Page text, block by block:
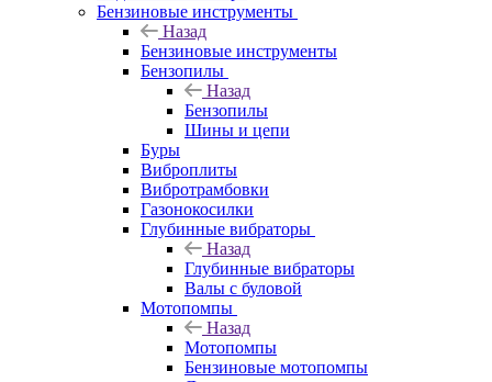
Бензиновые инструменты
Назад
Бензиновые инструменты
Бензопилы
Назад
Бензопилы
Шины и цепи
Буры
Виброплиты
Вибротрамбовки
Газонокосилки
Глубинные вибраторы
Назад
Глубинные вибраторы
Валы с буловой
Мотопомпы
Назад
Мотопомпы
Бензиновые мотопомпы